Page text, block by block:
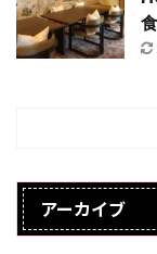
アーカイブ